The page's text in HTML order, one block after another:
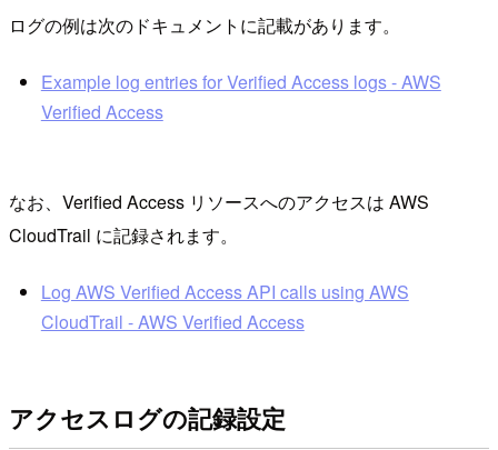
ログの例は次のドキュメントに記載があります。
Example log entries for Verified Access logs - AWS
Verified Access
なお、Verified Access リソースへのアクセスは AWS
CloudTrail に記録されます。
Log AWS Verified Access API calls using AWS
CloudTrail - AWS Verified Access
アクセスログの記録設定